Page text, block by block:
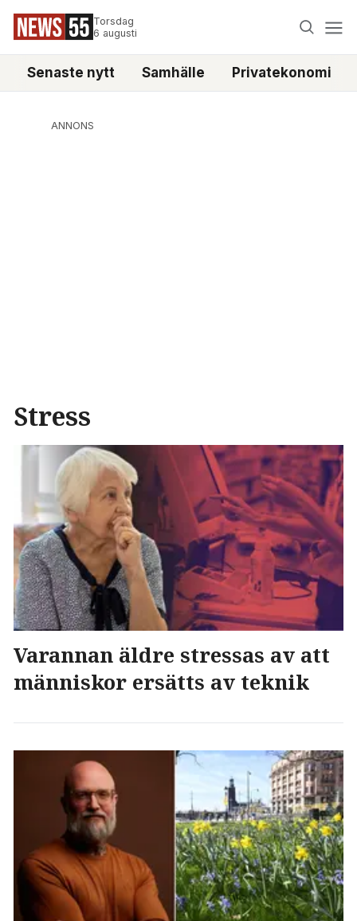
Torsdag
6 augusti
Senaste nytt Samhälle Privatekonomi
ANNONS
Stress
Varannan äldre stressas av att
människor ersätts av teknik